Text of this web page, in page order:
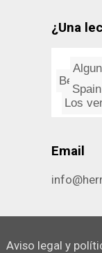
¿Una
BeOS
De
Los
Email
Aviso legal y